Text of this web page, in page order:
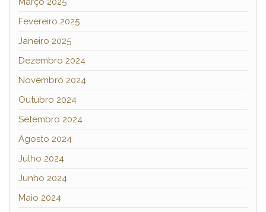
Fevereiro 2025
Janeiro 2025
Dezembro 2024
Novembro 2024
Outubro 2024
Setembro 2024
Agosto 2024
Julho 2024
Junho 2024
Maio 2024